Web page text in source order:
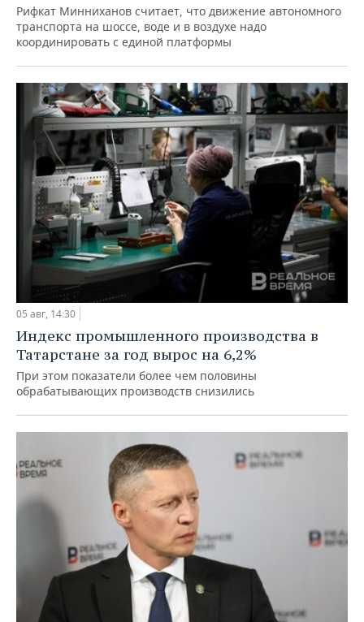
Рифкат Минниханов считает, что движение автономного
транспорта на шоссе, воде и в воздухе надо
координировать с единой платформы
05 авг, 14:30
Индекс промышленного производства в
Татарстане за год вырос на 6,2%
При этом показатели более чем половины
обрабатывающих производств снизились